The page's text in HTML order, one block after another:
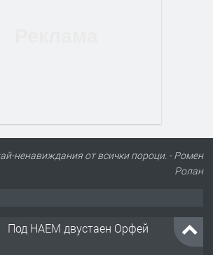
ненавиждания от всички пороци. - Ромен
Ролан
Под НАЕМ двустаен Орфей